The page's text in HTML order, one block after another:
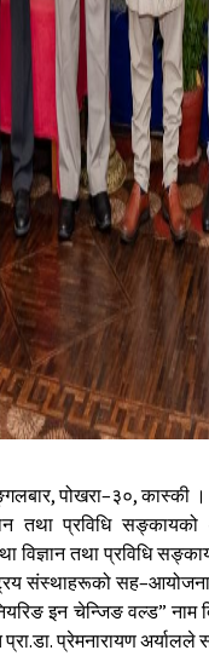
पोखरा–३०, कास्की ।
तथा प्रविधि
विज्ञान तथा प्रविधि
संस्थाहरूको
इन चेन्जिङ वल्ड”
प्रेमनारायण